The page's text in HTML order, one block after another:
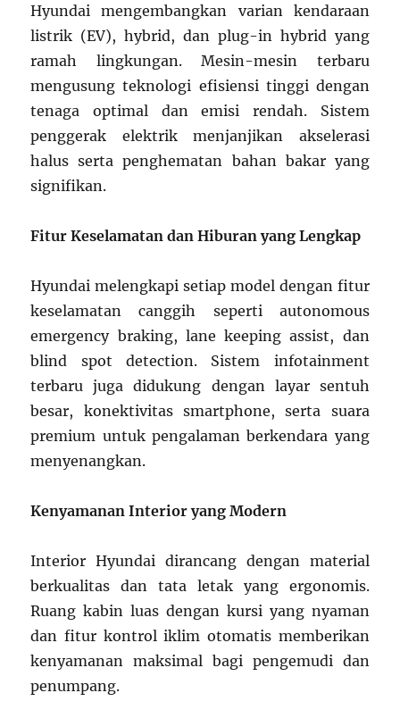
Hyundai mengembangkan varian kendaraan
listrik (EV), hybrid, dan plug-in hybrid yang
ramah lingkungan. Mesin-mesin terbaru
mengusung teknologi efisiensi tinggi dengan
tenaga optimal dan emisi rendah. Sistem
penggerak elektrik menjanjikan akselerasi
halus serta penghematan bahan bakar yang
signifikan.
Fitur Keselamatan dan Hiburan yang Lengkap
Hyundai melengkapi setiap model dengan fitur
keselamatan canggih seperti autonomous
emergency braking, lane keeping assist, dan
blind spot detection. Sistem infotainment
terbaru juga didukung dengan layar sentuh
besar, konektivitas smartphone, serta suara
premium untuk pengalaman berkendara yang
menyenangkan.
Kenyamanan Interior yang Modern
Interior Hyundai dirancang dengan material
berkualitas dan tata letak yang ergonomis.
Ruang kabin luas dengan kursi yang nyaman
dan fitur kontrol iklim otomatis memberikan
kenyamanan maksimal bagi pengemudi dan
penumpang.